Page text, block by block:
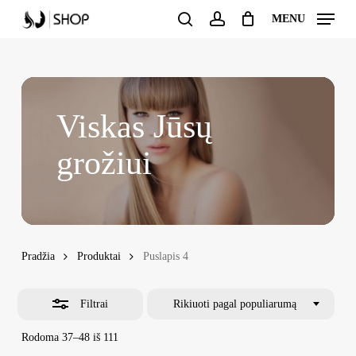
MENU
Viskas Jūsų
grožiui
Pradžia Produktai Puslapis 4
Filtrai
Rodoma 37–48 iš 111
Rikiuoti pagal populiarumą